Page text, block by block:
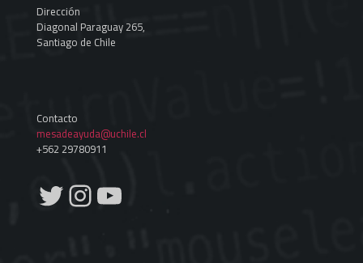
Dirección
Diagonal Paraguay 265,
Santiago de Chile
Contacto
mesadeayuda@uchile.cl
+562 29780911
Twitter
Instagram
YouTube